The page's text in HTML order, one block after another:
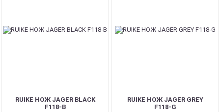
RUIKE НОЖ JAGER BLACK
F118-B
RUIKE НОЖ JAGER GREY
F118-G